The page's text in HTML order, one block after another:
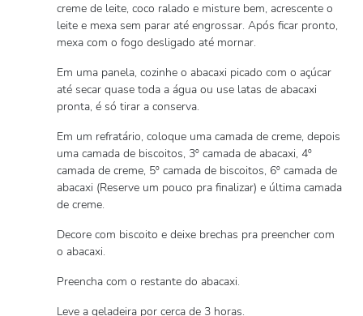
creme de leite, coco ralado e misture bem, acrescente o
leite e mexa sem parar até engrossar. Após ficar pronto,
mexa com o fogo desligado até mornar.
Em uma panela, cozinhe o abacaxi picado com o açúcar
até secar quase toda a água ou use latas de abacaxi
pronta, é só tirar a conserva.
Em um refratário, coloque uma camada de creme, depois
uma camada de biscoitos, 3º camada de abacaxi, 4º
camada de creme, 5º camada de biscoitos, 6º camada de
abacaxi (Reserve um pouco pra finalizar) e última camada
de creme.
Decore com biscoito e deixe brechas pra preencher com
o abacaxi.
Preencha com o restante do abacaxi.
Leve a geladeira por cerca de 3 horas.